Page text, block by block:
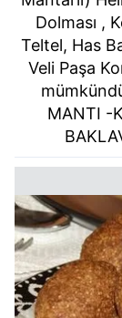
Dolması ,
Teltel, Has
Veli Paşa
MANTI -